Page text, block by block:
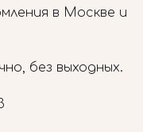
в Москве и
без выходных.